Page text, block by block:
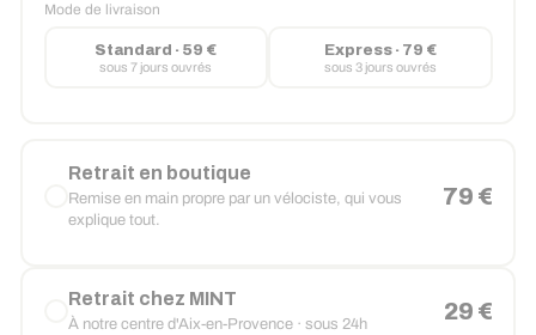
Mode de livraison
Standard · 59 €
sous 7 jours ouvrés
Express · 79 €
sous 3 jours ouvrés
Retrait en boutique
Remise en main propre par un vélociste, qui vous
explique tout.
79 €
Retrait chez MINT
À notre centre d'Aix-en-Provence · sous 24h 29 €